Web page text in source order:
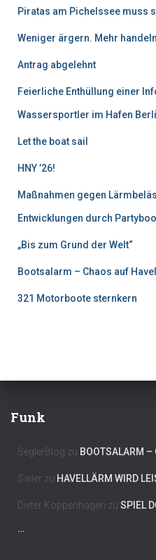
Piratas am Pichelssee muss
Weniger ärgern. Mehr
Antrag abgelehnt
Feierliche Enthüllung einer
Wassersportler im Hafen
Let the boat sail
HNY ’26!
Maßnahmen gegen
Entwicklungen durch
„Bis zum Grund der Welt“
Bootsalarm – Chaos auf
321 Motorboote sternkern
Funk
SeglerBlog zu BOOTSALARM –
Sailer zu HAVELLÄRM WIRD
Dieter Koppenhagen zu SPIEL
…